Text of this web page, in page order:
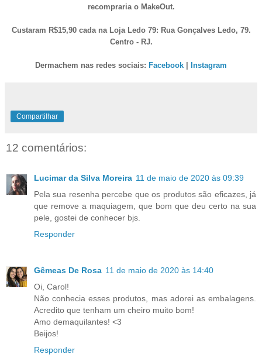
recompraria o MakeOut.
Custaram R$15,90 cada na Loja Ledo 79: Rua Gonçalves Ledo, 79.
Centro - RJ.
Dermachem nas redes sociais: Facebook | Instagram
Compartilhar
12 comentários:
Lucimar da Silva Moreira 11 de maio de 2020 às 09:39
Pela sua resenha percebe que os produtos são eficazes, já
que remove a maquiagem, que bom que deu certo na sua
pele, gostei de conhecer bjs.
Responder
Gêmeas De Rosa 11 de maio de 2020 às 14:40
Oi, Carol!
Não conhecia esses produtos, mas adorei as embalagens.
Acredito que tenham um cheiro muito bom!
Amo demaquilantes! <3
Beijos!
Responder